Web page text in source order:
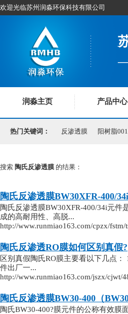
欢迎光临苏州润淼环保科技有限公司
—
润淼主页 产品中心
热门关键词： 反渗透膜 阳树脂
搜索 陶氏反渗透膜 的结果：
陶氏反渗透膜BW30XFR-400/
陶氏反渗透膜BW30XFR-400/34i元
成的高耐用性、高脱...
http://www.runmiao163.com/cpzx/fstm/
陶氏反渗透RO膜如何区别真假?
区别真假陶氏RO膜主要看以下几点
件出厂一...
http://www.runmiao163.com/jszx/cjwt/
陶氏反渗透膜BW30-400（
陶氏BW30-400?膜元件的公称有效膜